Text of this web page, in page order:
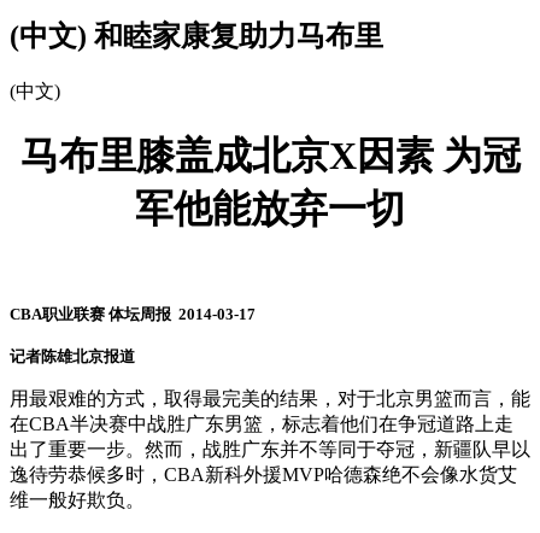
(中文) 和睦家康复助力马布里
(中文)
马布里膝盖成北京X因素 为冠
军他能放弃一切
CBA职业联赛 体坛周报 2014-03-17
记者陈雄北京报道
用最艰难的方式，取得最完美的结果，对于北京男篮而言，能
在CBA半决赛中战胜广东男篮，标志着他们在争冠道路上走
出了重要一步。然而，战胜广东并不等同于夺冠，新疆队早以
逸待劳恭候多时，CBA新科外援MVP哈德森绝不会像水货艾
维一般好欺负。